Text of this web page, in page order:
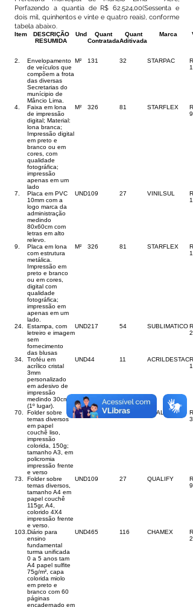
Perfazendo a quantia de R$ 62.524,00(Sessenta e
dois mil, quinhentos e vinte e quatro reais), conforme
tabela abaixo.
Item
DESCRIÇÃO
RESUMIDA
Und
Quant
Contratada
Quant
Aditivada
Marca
2.
Envelopamento
de veículos que
compõem a frota
das diversas
Secretarias do
munícipio de
Mâncio Lima.
M² 131 32 STARPAC
4.
Faixa em lona
de impressão
digital; Material:
lona branca;
Impressão digital
em preto e
branco ou em
cores, com
qualidade
fotográfica;
impressão
apenas em um
lado
M² 326 81 STARFLEX
7.
Placa em PVC
10mm com a
logo marca da
administração
medindo
80x60cm com
letras em alto
relevo.
UND109 27 VINILSUL
9.
Placa em lona
com estrutura
metálica.
Impressão em
preto e branco
ou em cores,
digital com
qualidade
fotográfica;
impressão em
apenas em um
lado.
M² 326 81 STARFLEX
24.
Estampa, com
letreiro e imagem
sem
fornecimento
das blusas
UND217 54 SUBLIMATICO
34.
Troféu em
acrílico cristal
3mm
personalizado
em adesivo de
impressão
medindo 30cm
(1º lugar).
UND44 11 ACRILDESTAC
70.
Folder sobre
temas diversos
em papel
couchê liso,
impressão
colorida, 150g;
tamanho A3, em
policromia
impressão frente
e verso
UND543 135 QUALIFY
73.
Folder sobre
temas diversos,
tamanho A4 em
papel couchê
115gr, A4,
colorido 4X4
impressão frente
e verso.
UND109 27 QUALIFY
103. Diário para
ensino
fundamental
turma unificada
0 a 5 anos tam
A4 papel sulfite
75g/m², capa
colorida miolo
em preto e
branco com 60
páginas
encadernado em
UND465 116 CHAMEX